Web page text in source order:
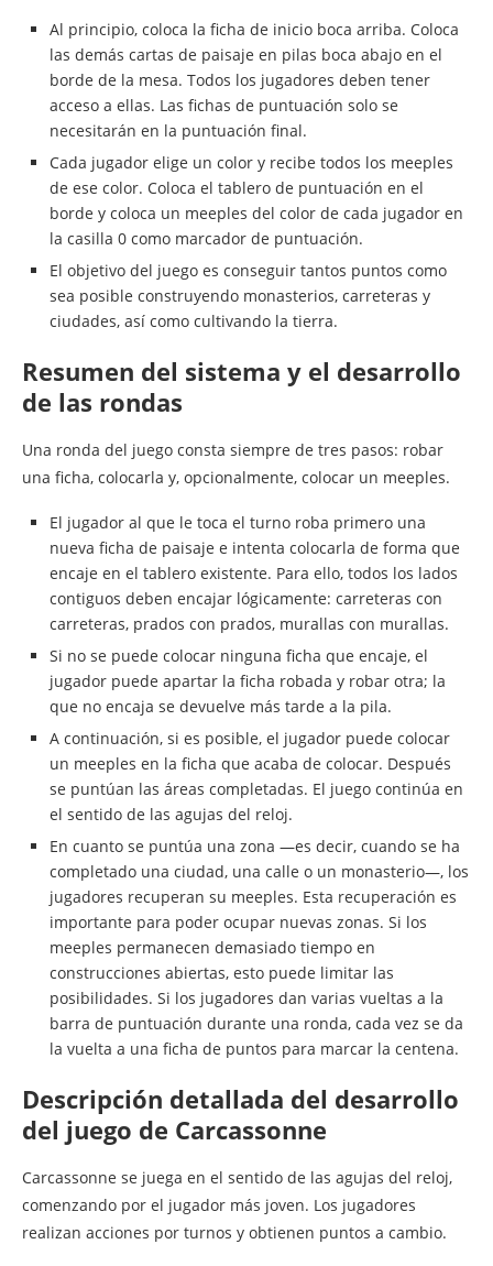
Al principio, coloca la ficha de inicio boca arriba. Coloca
las demás cartas de paisaje en pilas boca abajo en el
borde de la mesa. Todos los jugadores deben tener
acceso a ellas. Las fichas de puntuación solo se
necesitarán en la puntuación final.
Cada jugador elige un color y recibe todos los meeples
de ese color. Coloca el tablero de puntuación en el
borde y coloca un meeples del color de cada jugador en
la casilla 0 como marcador de puntuación.
El objetivo del juego es conseguir tantos puntos como
sea posible construyendo monasterios, carreteras y
ciudades, así como cultivando la tierra.
Resumen del sistema y el desarrollo
de las rondas
Una ronda del juego consta siempre de tres pasos: robar
una ficha, colocarla y, opcionalmente, colocar un meeples.
El jugador al que le toca el turno roba primero una
nueva ficha de paisaje e intenta colocarla de forma que
encaje en el tablero existente. Para ello, todos los lados
contiguos deben encajar lógicamente: carreteras con
carreteras, prados con prados, murallas con murallas.
Si no se puede colocar ninguna ficha que encaje, el
jugador puede apartar la ficha robada y robar otra; la
que no encaja se devuelve más tarde a la pila.
A continuación, si es posible, el jugador puede colocar
un meeples en la ficha que acaba de colocar. Después
se puntúan las áreas completadas. El juego continúa en
el sentido de las agujas del reloj.
En cuanto se puntúa una zona —es decir, cuando se ha
completado una ciudad, una calle o un monasterio—, los
jugadores recuperan su meeples. Esta recuperación es
importante para poder ocupar nuevas zonas. Si los
meeples permanecen demasiado tiempo en
construcciones abiertas, esto puede limitar las
posibilidades. Si los jugadores dan varias vueltas a la
barra de puntuación durante una ronda, cada vez se da
la vuelta a una ficha de puntos para marcar la centena.
Descripción detallada del desarrollo
del juego de Carcassonne
Carcassonne se juega en el sentido de las agujas del reloj,
comenzando por el jugador más joven. Los jugadores
realizan acciones por turnos y obtienen puntos a cambio.